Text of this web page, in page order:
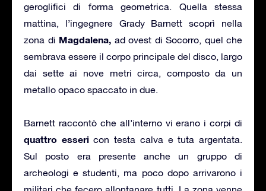
geroglifici di forma geometrica. Quella stessa
mattina, l’ingegnere Grady Barnett scoprì nella
zona di Magdalena, ad ovest di Socorro, quel che
sembrava essere il corpo principale del disco, largo
dai sette ai nove metri circa, composto da un
metallo opaco spaccato in due.
Barnett raccontò che all’interno vi erano i corpi di
quattro essericon testa calva e tuta argentata.
Sul posto era presente anche un gruppo di
archeologi e studenti, ma poco dopo arrivarono i